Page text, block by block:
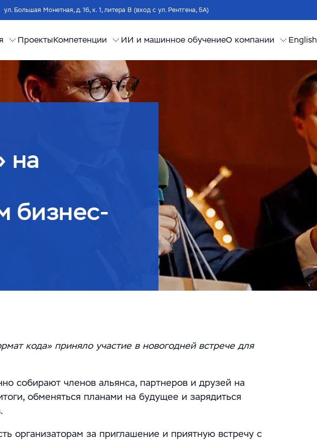
ул. Большая Монетная, д. 16, к. 1, литера В (вход с ул. Рентгена, 5А)
ПроектыКомпетенции ИИ и машинное обучениеО компании English
на
бизнес-
кода» приняло участие в новогодней встрече для
собирают членов альянса, партнеров и друзей на
обменяться планами на будущее и зарядиться
организаторам за приглашение и приятную встречу с